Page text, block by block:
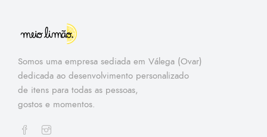
Somos uma empresa sediada em Válega (Ovar)
dedicada ao desenvolvimento personalizado
de itens para todas as pessoas,
gostos e momentos.